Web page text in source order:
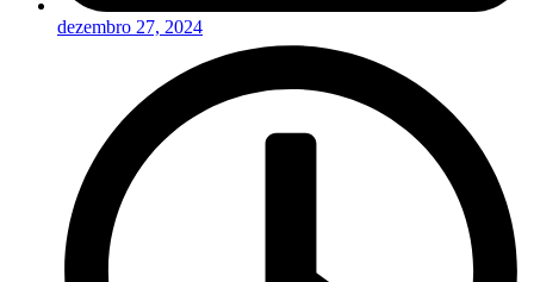
dezembro 27, 2024